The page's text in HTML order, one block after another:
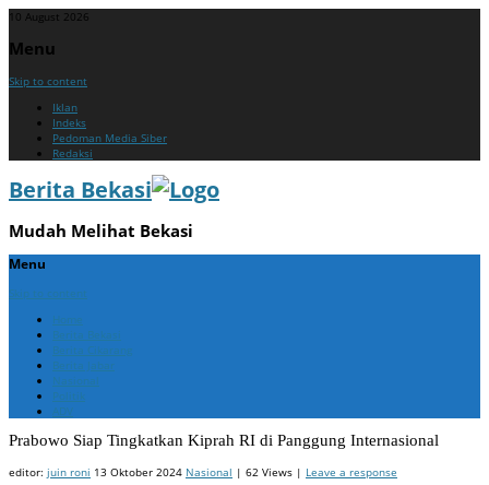
10 August 2026
Menu
Skip to content
Iklan
Indeks
Pedoman Media Siber
Redaksi
Berita Bekasi
Mudah Melihat Bekasi
Menu
Skip to content
Home
Berita Bekasi
Berita Cikarang
Berita Jabar
Nasional
Politik
ADV
Prabowo Siap Tingkatkan Kiprah RI di Panggung Internasional
editor: juin roni 13 Oktober 2024 Nasional | 62 Views | Leave a response